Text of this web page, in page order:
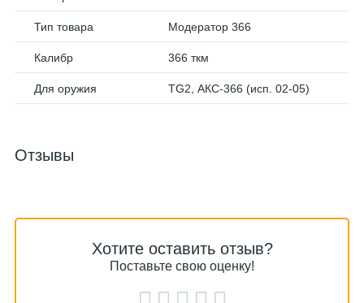
Тип товара Модератор 366
Калибр 366 ткм
Для оружия TG2, АКС-366 (исп. 02-05)
Отзывы
Хотите оставить отзыв?
Поставьте свою оценку!